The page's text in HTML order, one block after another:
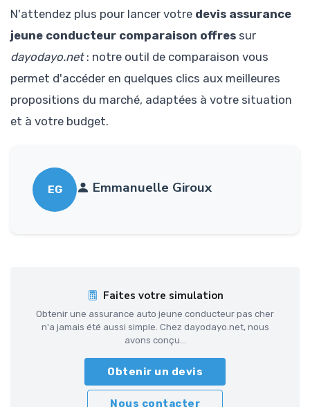
N'attendez plus pour lancer votre devis assurance
jeune conducteur comparaison offres sur
dayodayo.net: notre outil de comparaison vous
permet d'accéder en quelques clics aux meilleures
propositions du marché, adaptées à votre situation
et à votre budget.
EG Emmanuelle Giroux
Faites votre simulation
Obtenir une assurance auto jeune conducteur pas cher
n'a jamais été aussi simple. Chez dayodayo.net, nous
avons conçu...
Obtenir un devis
Nous contacter